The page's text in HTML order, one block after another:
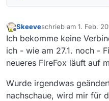
Offline
Skeeveschrieb am 1. Feb.
zuletzt editiert von
Ich bekomme keine
ich - wie am 27.1. noch -
neueres FireFox läuft auf
Wurde irgendwas
nachschaue, wird mir für